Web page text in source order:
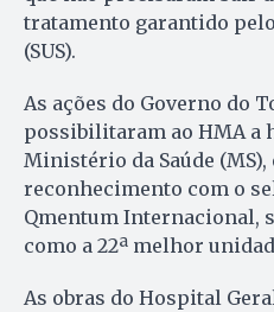
tratamento garantido
(SUS).
As ações do Governo do
possibilitaram ao HMA a
Ministério da Saúde (MS),
reconhecimento com o
Qmentum Internacional,
como a 22ª melhor
As obras do Hospital